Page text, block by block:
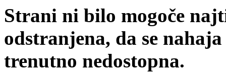
Strani ni bilo mogoče
odstranjena, da se
trenutno nedostopna.